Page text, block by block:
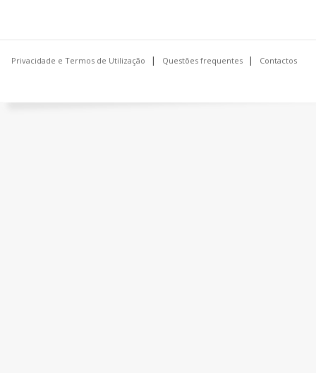
Privacidade e Termos de Utilização Questões frequentes Contactos